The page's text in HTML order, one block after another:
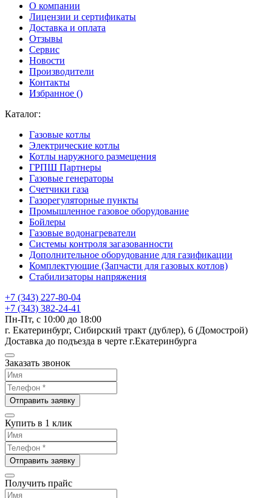
О компании
Лицензии и сертификаты
Доставка и оплата
Отзывы
Сервис
Новости
Производители
Контакты
Избранное ()
Каталог:
Газовые котлы
Электрические котлы
Котлы наружного размещения
ГРПШ Партнеры
Газовые генераторы
Счетчики газа
Газорегуляторные пункты
Промышленное газовое оборудование
Бойлеры
Газовые водонагреватели
Системы контроля загазованности
Дополнительное оборудование для газификации
Комплектующие (Запчасти для газовых котлов)
Стабилизаторы напряжения
+7 (343) 227-80-04
+7 (343) 382-24-41
Пн-Пт, с 10:00 до 18:00
г. Екатеринбург, Сибирский тракт (дублер), 6 (Домострой)
Доставка до подъезда в черте г.Екатеринбурга
Заказать звонок
Отправить заявку
Купить в 1 клик
Отправить заявку
Получить прайс